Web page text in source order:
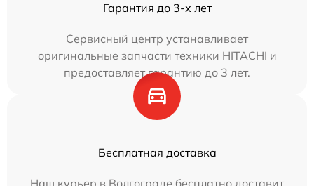
Гарантия до 3-х лет
Сервисный центр устанавливает
оригинальные запчасти техники HITACHI и
предоставляет гарантию до 3 лет.
Бесплатная доставка
Наш курьер в Волгограде бесплатно доставит